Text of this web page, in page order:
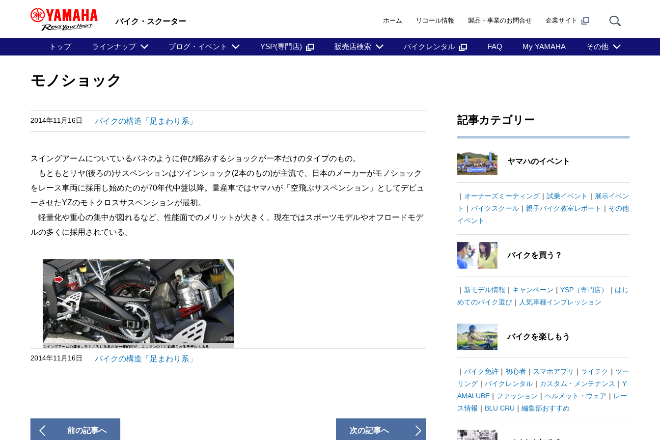
バイク・スクーター ホーム リコール情報 製品・事業のお問合せ 企業サイト
トップ ラインナップ ブログ・イベント YSP(専門店) 販売店検索 バイクレンタル FAQ My YAMAHA その他
モノショック
2014年11月16日 バイクの構造「足まわり系」
スイングアームについているバネのように伸び縮みするショックが一本だけのタイプのもの。
もともとリヤ(後ろの)サスペンションはツインショック(2本のもの)が主流で、日本のメーカーがモノショック
をレース車両に採用し始めたのが70年代中盤以降。量産車ではヤマハが「空飛ぶサスペンション」としてデビュ
ーさせたYZのモトクロスサスペンションが最初。
軽量化や重心の集中が図れるなど、性能面でのメリットが大きく、現在ではスポーツモデルやオフロードモデ
ルの多くに採用されている。
2014年11月16日 バイクの構造「足まわり系」
前の記事へ 次の記事へ
記事カテゴリー
ヤマハのイベント
｜ オーナーズミーティング｜ 試乗イベント ｜ 展示イベン
ト ｜ バイクスクール｜ 親子バイク教室レポート ｜ その他
イベント
バイクを買う？
｜ 新モデル情報 ｜ キャンペーン ｜ YSP（専門店） ｜ はじ
めてのバイク選び｜ 人気車種インプレッション
バイクを楽しもう
｜ バイク免許｜ 初心者｜ スマホアプリ ｜ ライテク ｜ ツー
リング｜ バイクレンタル｜ カスタム・メンテナンス ｜ Y
AMALUBE｜ ファッション ｜ ヘルメット・ウェア ｜ レー
ス情報 ｜ BLU CRU ｜ 編集部おすすめ